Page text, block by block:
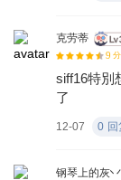
克劳蒂
9 分
siff16特別
了
12-07 0 回
钢琴上的灰丷